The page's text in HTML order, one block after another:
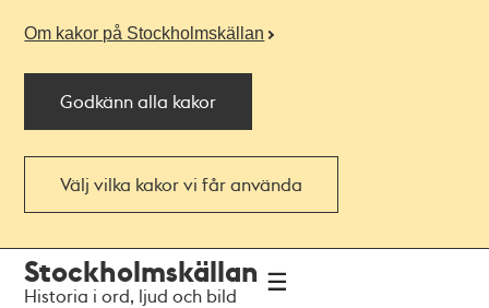
Om kakor på Stockholmskällan
Godkänn alla kakor
Välj vilka kakor vi får använda
navigationen
huvudinnehållet
Stockholmskällan
Historia i ord, ljud och bild